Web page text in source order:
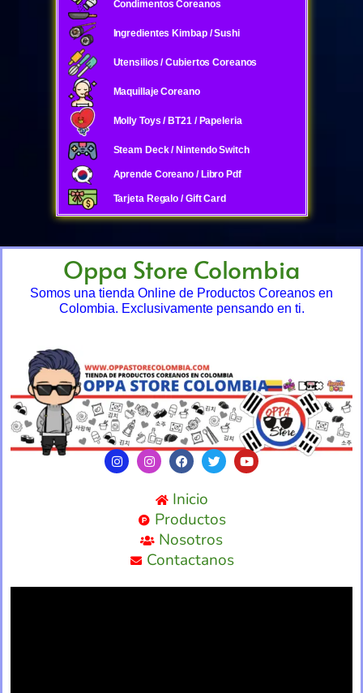
Condimentos Coreanos
Ingredientes Kimbap / Sushi
Utensilios / Cubiertos Coreanos
Maquillaje Coreano
Molly Toys / BT21 / Papeleria
Steam Deck / Nintendo Switch
Aprende Coreano / Libro Pdf
Tarjeta Regalo / Gift Card
Oppa Store Colombia
Somos una tienda Online de Productos Coreanos en
Colombia. Exclusivamente pensando en ti.
Inicio
Productos
Nosotros
Contactanos